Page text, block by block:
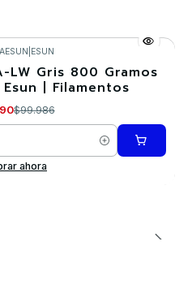
ESUN
LW Gris 800 Gramos
| Filamentos
$99.986
ahora